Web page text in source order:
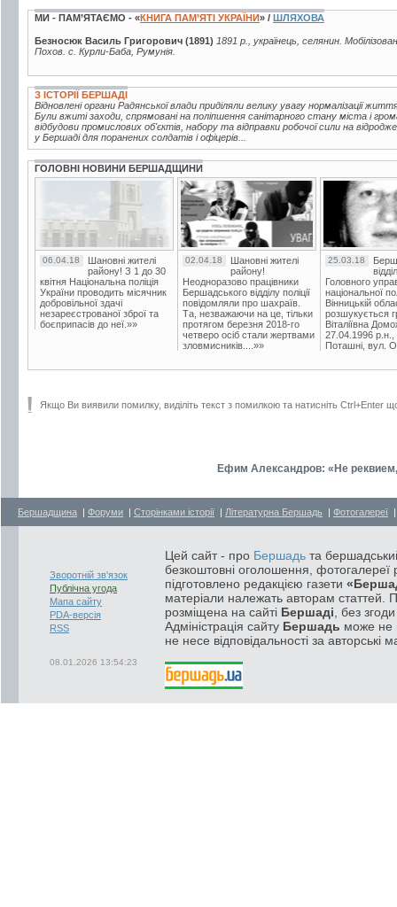
МИ - ПАМ’ЯТАЄМО - «КНИГА ПАМ’ЯТІ УКРАЇНИ» / ШЛЯХОВА
Безносюк Василь Григорович (1891) 1891 р., українець, селянин.
Похов. с. Курли-Баба, Румунія.
З ІСТОРІЇ БЕРШАДІ
Відновлені органи Радянської влади приділяли велику увагу нормалізації
Були вжиті заходи, спрямовані на поліпшення санітарного стану міста і
відбудови промислових об'єктів, набору та відправки робочої сили на
у Бершаді для поранених солдатів і офіцерів...
ГОЛОВНІ НОВИНИ БЕРШАДЩИНИ
06.04.18
Шановні жителі
району! З 1 до 30
квітня Національна поліція
України проводить місячник
добровільної здачі
незареєстрованої зброї та
боєприпасів до неї.»»
02.04.18
Шановні жителі
району!
Неодноразово працівники
Бершадського відділу поліції
повідомляли про шахраїв.
Та, незважаючи на це, тільки
протягом березня 2018-го
четверо осіб стали жертвами
зловмисників....»»
25.03.18
Головного
національної
Вінницькій
розшукується
Віталіївна
27.04.1996 р.н.,
Поташні, вул.
Якщо Ви виявили помилку, виділіть текст з помилкою та натисніть Ctrl+Enter
Ефим Александров: «Не
Бершадщина | Форуми | Сторінками історії | Літературна Бершадь | Фотогалереї
Зворотній зв'язок
Публічна угода
Мапа сайту
PDA-версія
RSS
08.01.2026 13:54:23
Цей сайт - про Бершадь та
безкоштовні оголошення, фотогалереї
підготовлено редакцією газети
матеріали належать авторам статтей.
розміщена на сайті Бершаді , без
Адміністрація сайту Бершадь може не
не несе відповідальності за авторські